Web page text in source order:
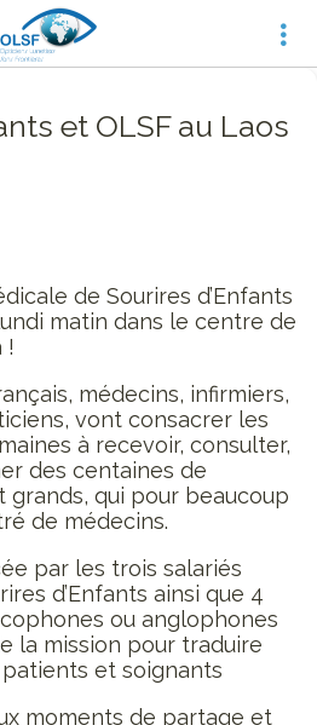
et OLSF au Laos
de Sourires d’Enfants
matin dans le centre de
!
médecins, infirmiers,
vont consacrer les
à recevoir, consulter,
des centaines de
qui pour beaucoup
de médecins.
par les trois salariés
d’Enfants ainsi que 4
ou anglophones
la mission pour traduire
et soignants
moments de partage et